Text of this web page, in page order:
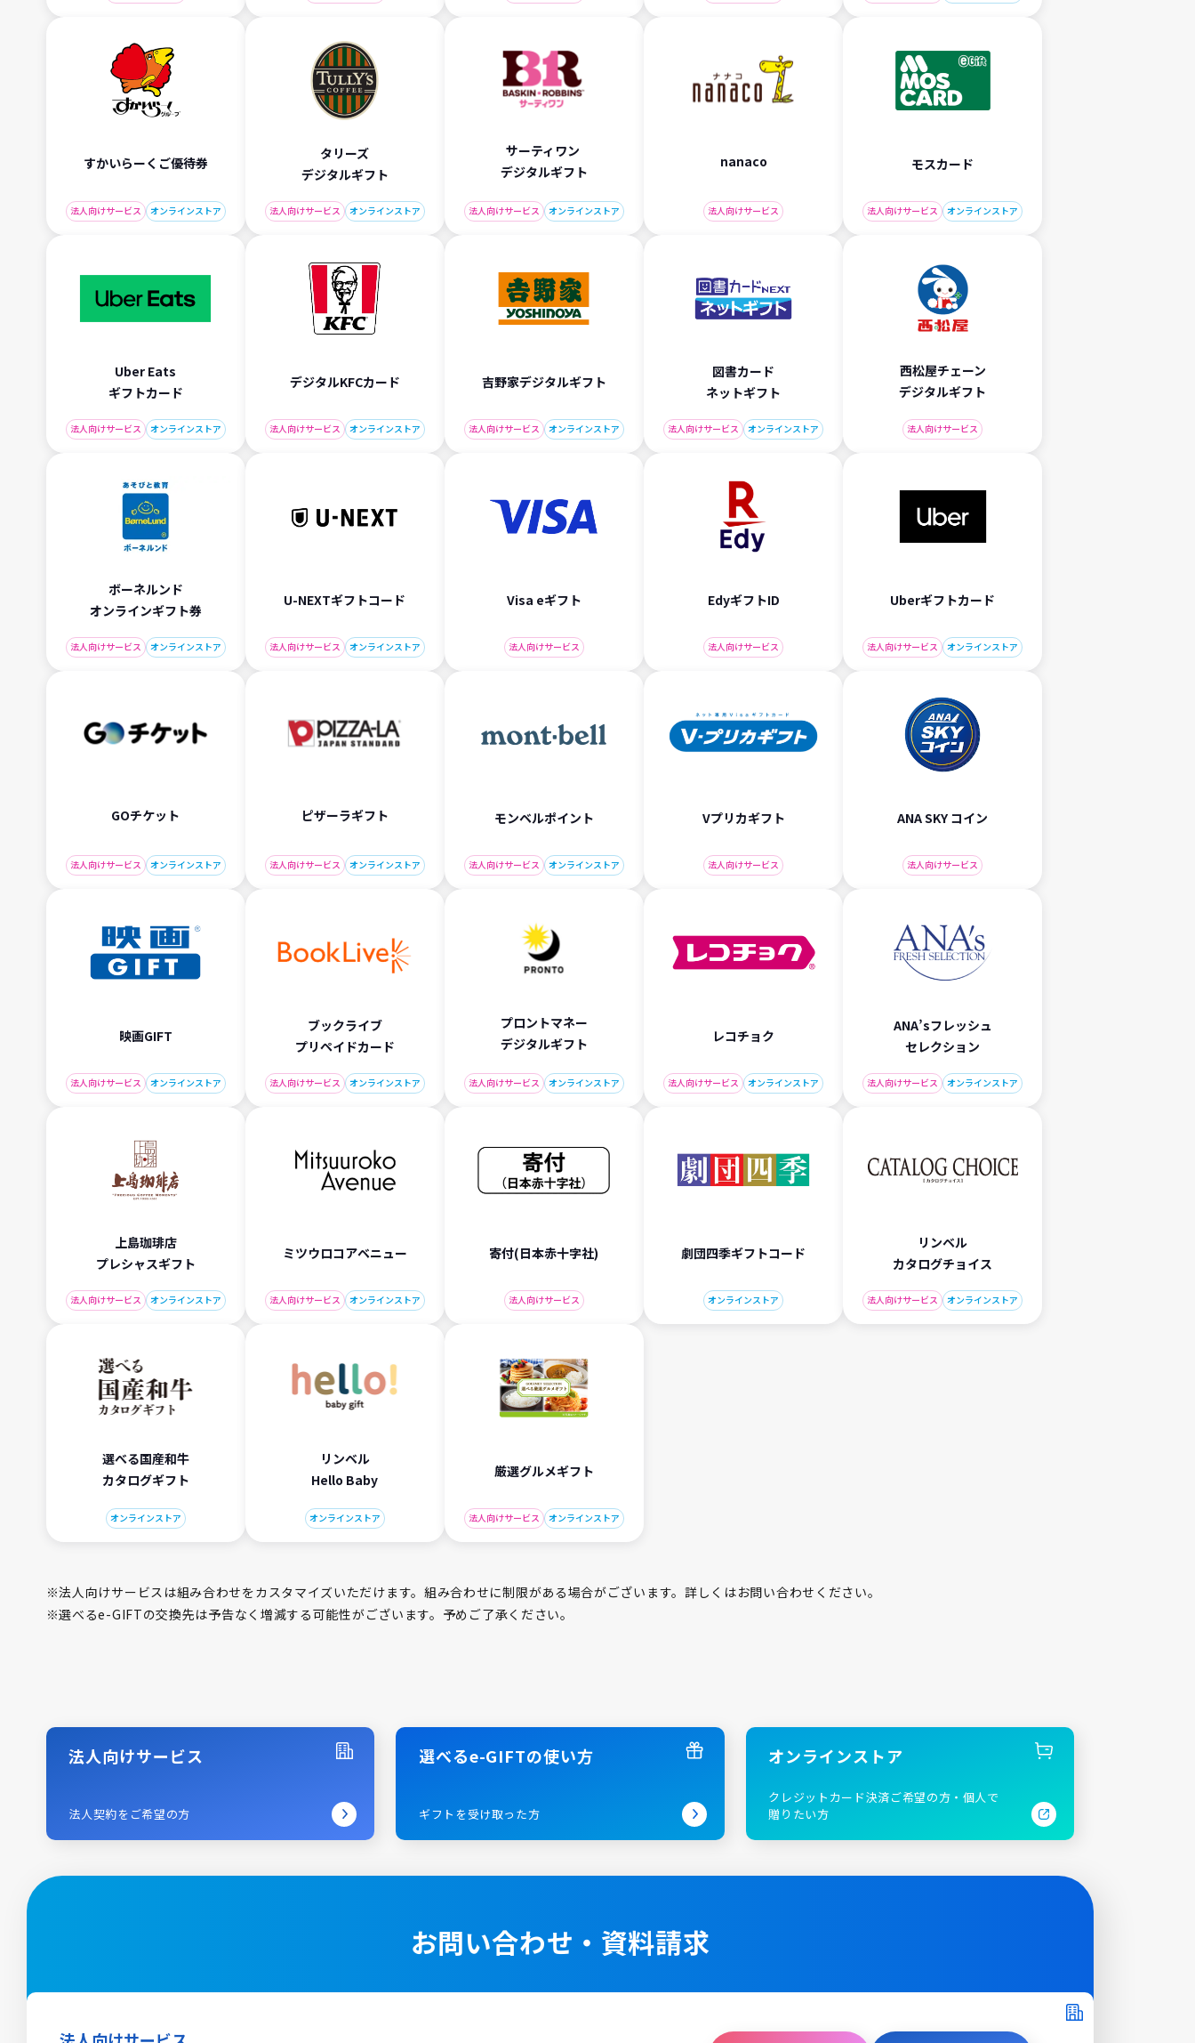
すかいらーくご優待券
法人向けサービス オンラインストア
タリーズ
デジタルギフト
法人向けサービス オンラインストア
サーティワン
デジタルギフト
法人向けサービス オンラインストア
nanaco
法人向けサービス
モスカード
法人向けサービス オンラインストア
Uber Eats
ギフトカード
法人向けサービス オンラインストア
デジタルKFCカード
法人向けサービス オンラインストア
吉野家デジタルギフト
法人向けサービス オンラインストア
図書カード
ネットギフト
法人向けサービス オンラインストア
西松屋チェーン
デジタルギフト
法人向けサービス
ボーネルンド
オンラインギフト券
法人向けサービス オンラインストア
U-NEXTギフトコード
法人向けサービス オンラインストア
Visa eギフト
法人向けサービス
EdyギフトID
法人向けサービス
Uberギフトカード
法人向けサービス オンラインストア
GOチケット
法人向けサービス オンラインストア
ピザーラギフト
法人向けサービス オンラインストア
モンベルポイント
法人向けサービス オンラインストア
Vプリカギフト
法人向けサービス
ANA SKY コイン
法人向けサービス
映画GIFT
法人向けサービス オンラインストア
ブックライブ
プリペイドカード
法人向けサービス オンラインストア
プロントマネー
デジタルギフト
法人向けサービス オンラインストア
レコチョク
法人向けサービス オンラインストア
ANA’sフレッシュ
セレクション
法人向けサービス オンラインストア
上島珈琲店
プレシャスギフト
法人向けサービス オンラインストア
ミツウロコアベニュー
法人向けサービス オンラインストア
寄付(日本赤十字社)
法人向けサービス
劇団四季ギフトコード
オンラインストア
リンベル
カタログチョイス
法人向けサービス オンラインストア
選べる国産和牛
カタログギフト
オンラインストア
リンベル
Hello Baby
オンラインストア
厳選グルメギフト
法人向けサービス オンラインストア
※法人向けサービスは組み合わせをカスタマイズいただけます。組み合わせに制限がある場合がございます。詳しくはお問い合わせください。
※選べるe-GIFTの交換先は予告なく増減する可能性がございます。予めご了承ください。
法人向けサービス
法人契約をご希望の方
選べるe-GIFTの使い方
ギフトを受け取った方
オンラインストア
クレジットカード決済ご希望の方・個人で
贈りたい方
お問い合わせ・資料請求